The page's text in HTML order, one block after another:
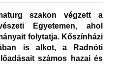
szakon végzett a
Egyetemen, ahol
folytatja. Kőszínházi
is alkot, a Radnóti
számos hazai és